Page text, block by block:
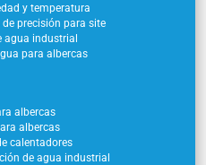
y temperatura
precisión para site
agua industrial
para albercas
albercas
albercas
calentadores
de agua industrial